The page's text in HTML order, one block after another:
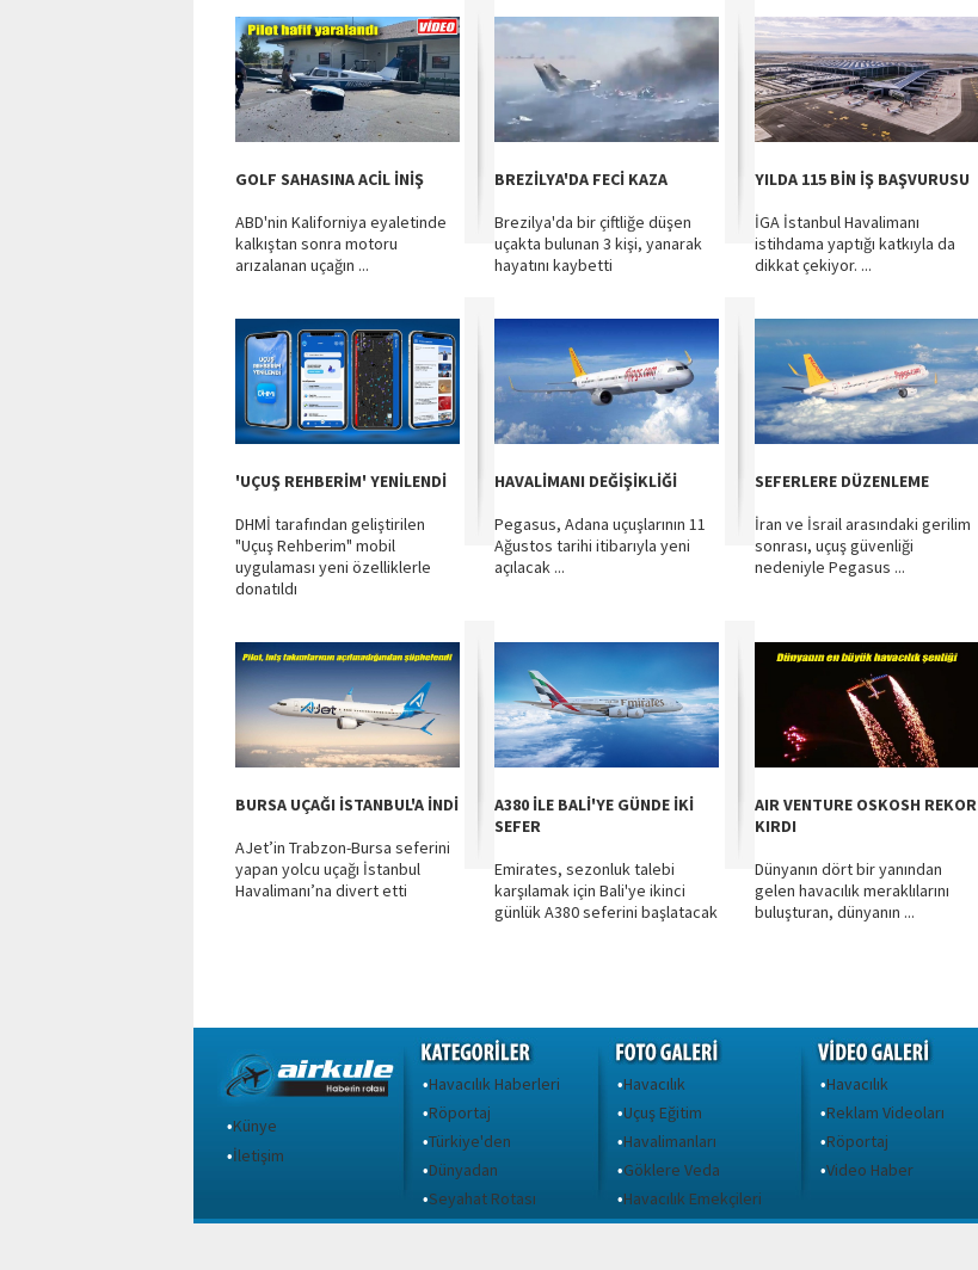
GOLF SAHASINA ACİL İNİŞ
ABD'nin Kaliforniya eyaletinde
kalkıştan sonra motoru
arızalanan uçağın ...
BREZİLYA'DA FECİ KAZA
Brezilya'da bir çiftliğe düşen
uçakta bulunan 3 kişi, yanarak
hayatını kaybetti
YILDA 115 BİN İŞ BAŞVURUSU
İGA İstanbul Havalimanı
istihdama yaptığı katkıyla da
dikkat çekiyor. ...
'UÇUŞ REHBERİM' YENİLENDİ
DHMİ tarafından geliştirilen
"Uçuş Rehberim" mobil
uygulaması yeni özelliklerle
donatıldı
HAVALİMANI DEĞİŞİKLİĞİ
Pegasus, Adana uçuşlarının 11
Ağustos tarihi itibarıyla yeni
açılacak ...
SEFERLERE DÜZENLEME
İran ve İsrail arasındaki gerilim
sonrası, uçuş güvenliği
nedeniyle Pegasus ...
BURSA UÇAĞI İSTANBUL'A İNDİ
AJet’in Trabzon-Bursa seferini
yapan yolcu uçağı İstanbul
Havalimanı’na divert etti
A380 İLE BALİ'YE GÜNDE İKİ
SEFER
Emirates, sezonluk talebi
karşılamak için Bali'ye ikinci
günlük A380 seferini başlatacak
AIR VENTURE OSKOSH REKOR
KIRDI
Dünyanın dört bir yanından
gelen havacılık meraklılarını
buluşturan, dünyanın ...
•Künye
•İletişim
•Havacılık Haberleri
•Röportaj
•Türkiye'den
•Dünyadan
•Seyahat Rotası
•Havacılık
•Uçuş Eğitim
•Havalimanları
•Göklere Veda
•Havacılık Emekçileri
•Havacılık
•Reklam Videoları
•Röportaj
•Video Haber